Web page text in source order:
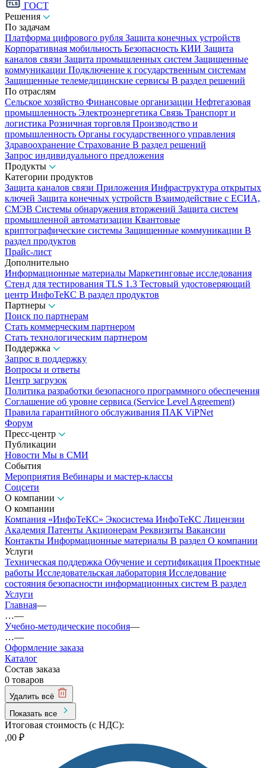
ГОСТ
Решения
По задачам
Платформа цифрового рубля Защита конечных устройств
Корпоративная мобильность Безопасность КИИ Защита
каналов связи Защита промышленных систем Защищенные
коммуникации Подключение к государственным системам
Защищенные телемедицинские сервисы В раздел решений
По отраслям
Сельское хозяйство Финансовые организации Нефтегазовая
промышленность Электроэнергетика Связь Транспорт и
логистика Розничная торговля Производство и
промышленность Органы государственного управления
Здравоохранение Страхование В раздел решений
Запрос индивидуального предложения
Продукты
Категории продуктов
Защита каналов связи Приложения Инфраструктура открытых
ключей Защита конечных устройств Взаимодействие с ЕСИА,
СМЭВ Системы обнаружения вторжений Защита систем
промышленной автоматизации Квантовые
криптографические системы Защищенные коммуникации В
раздел продуктов
Прайс-лист
Дополнительно
Информационные материалы Маркетинговые исследования
Стенд для тестирования TLS 1.3 Тестовый удостоверяющий
центр ИнфоТеКС В раздел продуктов
Партнеры
Поиск по партнерам
Стать коммерческим партнером
Стать технологическим партнером
Поддержка
Запрос в поддержку
Вопросы и ответы
Центр загрузок
Политика разработки безопасного программного обеспечения
Соглашение об уровне сервиса (Service Level Agreement)
Правила гарантийного обслуживания ПАК ViPNet
Форум
Пресс-центр
Публикации
Новости Мы в СМИ
События
Мероприятия Вебинары и мастер-классы
Соцсети
О компании
О компании
Компания «ИнфоТеКС» Экосистема ИнфоТеКС Лицензии
Академия Патенты Акционерам Реквизиты Вакансии
Контакты Информационные материалы В раздел О компании
Услуги
Техническая поддержка Обучение и сертификация Проектные
работы Исследовательская лаборатория Исследование
состояния безопасности информационных систем В раздел
Услуги
Главная—
…—
Учебно-методические пособия—
…—
Оформление заказа
Каталог
Состав заказа
0 товаров
Удалить всё
Показать все
Итоговая стоимость (с НДС):
,00 ₽